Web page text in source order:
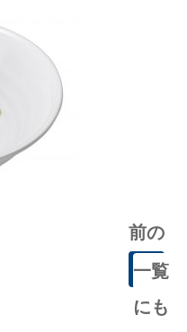
前の
記事
一覧
にも